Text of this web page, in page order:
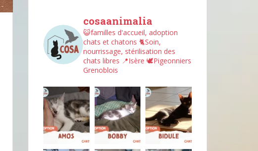
cosaanimalia
😺familles d'accueil, adoption
chats et chatons 🐈Soin,
nourrissage, stérilisation des
chats libres 📍Isère 🕊︎Pigeonniers
Grenoblois